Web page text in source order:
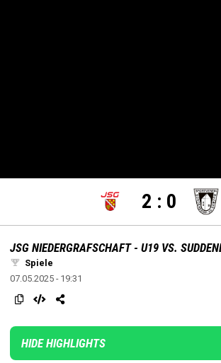
100.00%
2 : 0
JSG NIEDERGRAFSCHAFT - U19 VS.
Spiele
07.05.2025 - 19:31
HIDE HIGHLIGHTS